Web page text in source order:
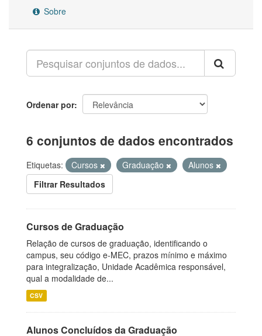
Sobre
Ordenar por
6 conjuntos de dados encontrados
Etiquetas: Cursos Graduação
Alunos
Filtrar Resultados
Cursos de Graduação
Relação de cursos de graduação, identificando o
campus, seu código e-MEC, prazos mínimo e máximo
para integralização, Unidade Acadêmica responsável,
qual a modalidade de...
CSV
Alunos Concluídos da Graduação